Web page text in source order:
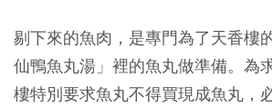
剔下來的魚肉，是專門為了天香樓
仙鴨魚丸湯」裡的魚丸做準備。為
樓特別要求魚丸不得買現成魚丸，